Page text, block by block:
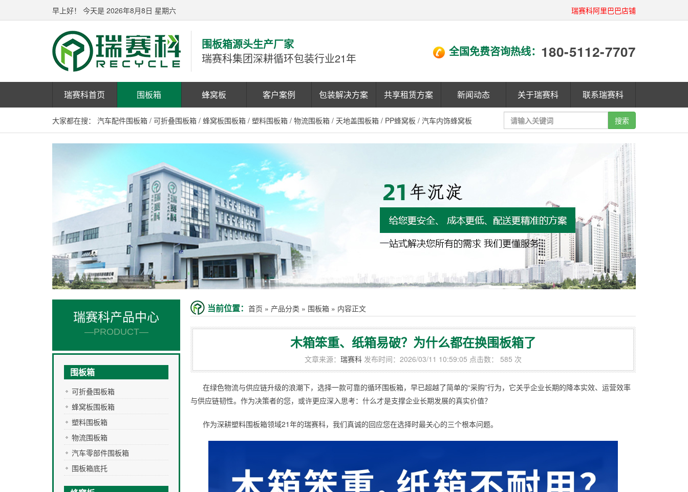
早上好！ 今天是 2026年8月8日 星期六 瑞赛科阿里巴巴店铺
围板箱源头生产厂家
瑞赛科集团深耕循环包装行业21年
全国免费咨询热线： 180-5112-7707
瑞赛科首页 围板箱 蜂窝板 客户案例 包装解决方案 共享租赁方案 新闻动态 关于瑞赛科 联系瑞赛科
大家都在搜： 汽车配件围板箱 / 可折叠围板箱 / 蜂窝板围板箱 / 塑料围板箱 / 物流围板箱 / 天地盖围板箱 / PP蜂窝板 / 汽车内饰蜂窝板
瑞赛科产品中心
—PRODUCT—
围板箱
可折叠围板箱
蜂窝板围板箱
塑料围板箱
物流围板箱
汽车零部件围板箱
围板箱底托
当前位置： 首页 » 产品分类 » 围板箱 » 内容正文
木箱笨重、纸箱易破？为什么都在换围板箱了
文章来源： 瑞赛科 发布时间：2026/03/11 10:59:05 点击数： 585 次
在绿色物流与供应链升级的浪潮下，选择一款可靠的循环围板箱，早已超越了简单的“采购”行为，它关乎企业长期的降本实效、运营效率
与供应链韧性。作为决策者的您，或许更应深入思考：什么才是支撑企业长期发展的真实价值？
作为深耕塑料围板箱领域21年的瑞赛科，我们真诚的回应您在选择时最关心的三个根本问题。